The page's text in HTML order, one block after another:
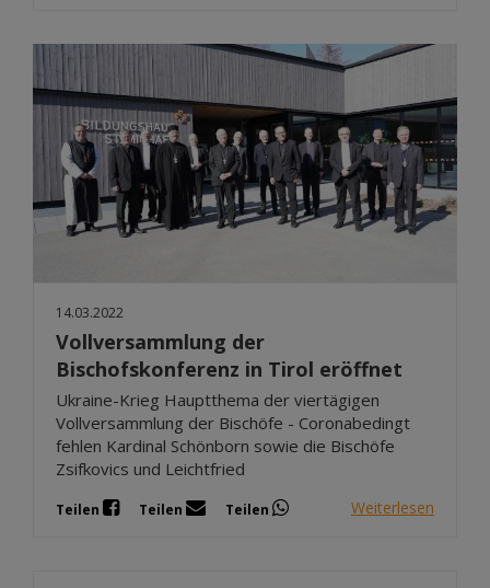
14.03.2022
Vollversammlung der
Bischofskonferenz in Tirol eröffnet
Ukraine-Krieg Hauptthema der viertägigen
Vollversammlung der Bischöfe - Coronabedingt
fehlen Kardinal Schönborn sowie die Bischöfe
Zsifkovics und Leichtfried
Teilen Teilen Teilen Weiterlesen